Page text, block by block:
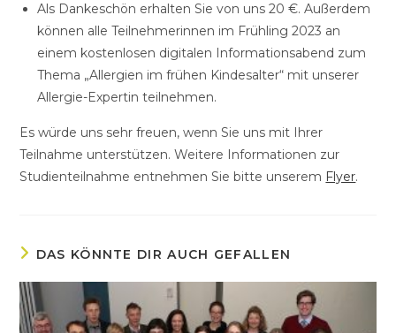
Als Dankeschön erhalten Sie von uns 20 €. Außerdem
können alle Teilnehmerinnen im Frühling 2023 an
einem kostenlosen digitalen Informationsabend zum
Thema „Allergien im frühen Kindesalter“ mit unserer
Allergie-Expertin teilnehmen.
Es würde uns sehr freuen, wenn Sie uns mit Ihrer
Teilnahme unterstützen. Weitere Informationen zur
Studienteilnahme entnehmen Sie bitte unserem Flyer.
DAS KÖNNTE DIR AUCH GEFALLEN